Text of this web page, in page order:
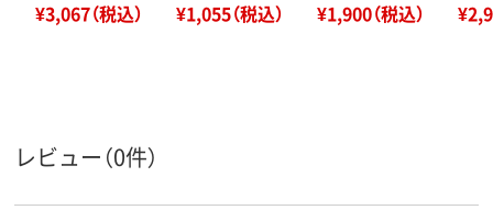
¥3,067（税込） ¥1,055（税込） ¥1,900（税込）
レビュー（0件）